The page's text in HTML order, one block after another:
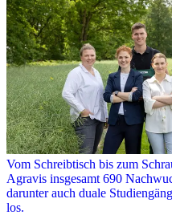
Vom Schreibtisch bis zum
Agravis insgesamt 690
darunter auch duale
los.